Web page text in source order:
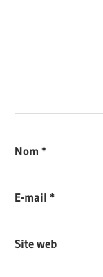
Nom*
E-mail*
Site web